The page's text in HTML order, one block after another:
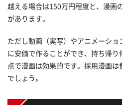
越える場合は150万円程度と、漫画
があります。
ただし動画（実写）やアニメーシ
に安価で作ることができ、持ち帰
点で漫画は効果的です。採用漫画
でしょう。